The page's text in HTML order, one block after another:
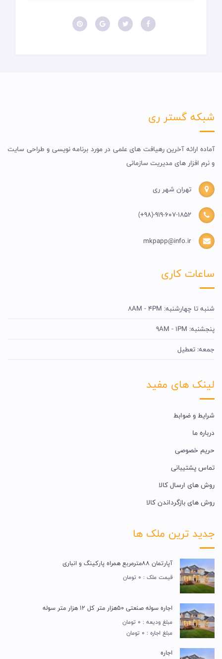
شبکه گستر ری
آماده ارائه آخرین رهیافت های علمی در مورد برنامه نویسی و طراحی سایت
و نرم افزار های مدیریت سازمانی
تهران شهر ری
(+98)-919-607-1852
mkpapp@info.ir
ساعات کاری
شنبه تا چهارشنبه: 8AM - 4PM
پنجشنبه: 9AM - 1PM
جمعه: تعطیل
لینک های مفید
شرایط و ضوابط
درباره ما
حریم خصوصی
تماس پشتیبانی
روش های ارسال کالا
روش های بازگرداندن کالا
جدید ترین ملک ها
آپارتمان 88مترمربع همراه پارکینگ و انباری
قیمت ملک : 0 تومان
اجاره سوله صنعتی 50هزار متر کل 12 هزار متر سوله
مبلغ ودیعه : 0 تومان
مبلغ اجاره : 0 تومان
اجاره